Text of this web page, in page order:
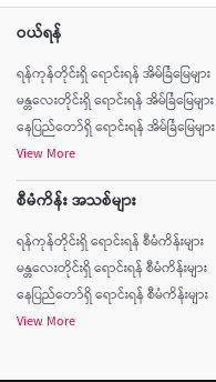
ဝယ်ရန်
ရန်ကုန်တိုင်းရှိ ရောင်းရန် အိမ်ခြံမြေများ
မန္တလေးတိုင်းရှိ ရောင်းရန် အိမ်ခြံမြေများ
နေပြည်တော်ရှိ ရောင်းရန် အိမ်ခြံမြေများ
View More
စီမံကိန်း အသစ်များ
ရန်ကုန်တိုင်းရှိ ရောင်းရန် စီမံကိန်းများ
မန္တလေးတိုင်းရှိ ရောင်းရန် စီမံကိန်းများ
နေပြည်တော်ရှိ ရောင်းရန် စီမံကိန်းများ
View More